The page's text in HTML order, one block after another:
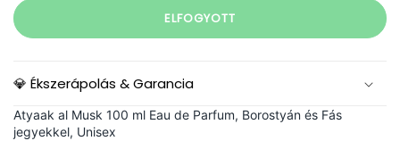
ELFOGYOTT
💎 Ékszerápolás & Garancia
Atyaak al Musk 100 ml Eau de Parfum, Borostyán és Fás
jegyekkel, Unisex